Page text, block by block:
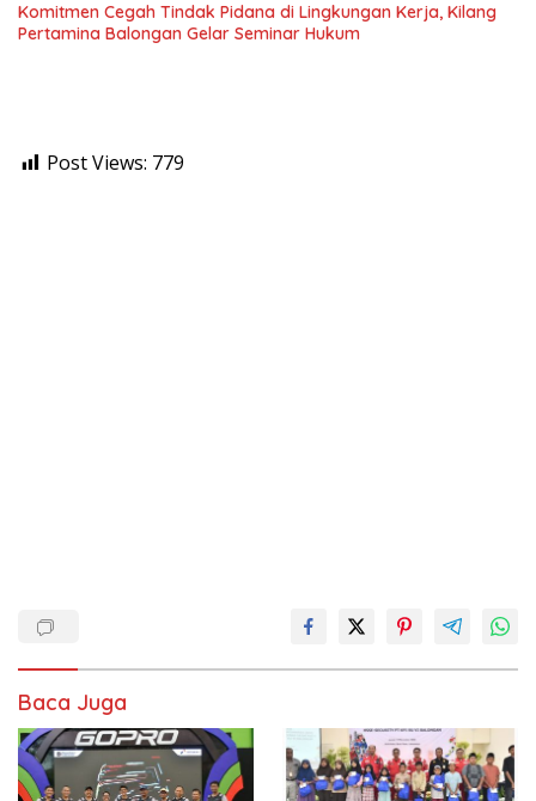
Komitmen Cegah Tindak Pidana di Lingkungan Kerja, Kilang
Pertamina Balongan Gelar Seminar Hukum
Post Views: 779
Baca Juga